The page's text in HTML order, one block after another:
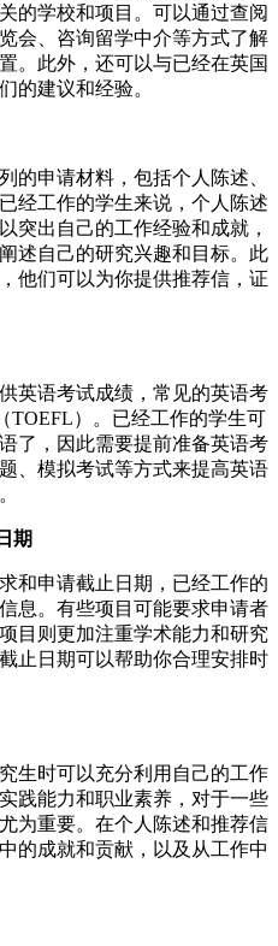
的学校和项目。可以通过查阅
会、咨询留学中介等方式了解
。此外，还可以与已经在英国
的建议和经验。
的申请材料，包括个人陈述、
经工作的学生来说，个人陈述
突出自己的工作经验和成就，
述自己的研究兴趣和目标。此
他们可以为你提供推荐信，证
英语考试成绩，常见的英语考
TOEFL）。已经工作的学生可
了，因此需要提前准备英语考
、模拟考试等方式来提高英语
期
和申请截止日期，已经工作的
息。有些项目可能要求申请者
目则更加注重学术能力和研究
止日期可以帮助你合理安排时
生时可以充分利用自己的工作
践能力和职业素养，对于一些
为重要。在个人陈述和推荐信
的成就和贡献，以及从工作中